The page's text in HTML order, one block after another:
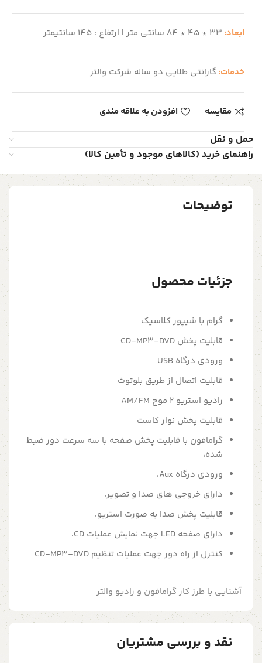
ابعاد: 33 * 45 * 84 سانتی متر | ارتفاع : 145 سانتیمتر
خدمات: گارانتی طلایی دو ساله شرکت والتر
مقایسه افزودن به علاقه مندی
حمل و نقل
راهنمای خرید (کالاهای موجود و تأمین کالا)
توضیحات
جزئیات محصول
گرام با شیپور کلاسیک
قابلیت پخش CD-MP3-DVD
ورودی درگاه USB
قابلیت اتصال از طریق بلوتوث
رادیو استریو 2 موج AM/FM
قابلیت پخش نوار کاست
گرامافون با قابلیت پخش صفحه با سه سرعت دور ضبط
شده،
ورودی درگاه Aux،
دارای خروجی های صدا و تصویر،
قابلیت پخش صدا به صورت استریو،
دارای صفحه LED جهت نمایش عملیات CD،
کنترل از راه دور جهت عملیات تنظیم CD-MP3-DVD
آشنایی با طرز کار گرامافون و رادیو والتر
نقد و بررسی مشتریان